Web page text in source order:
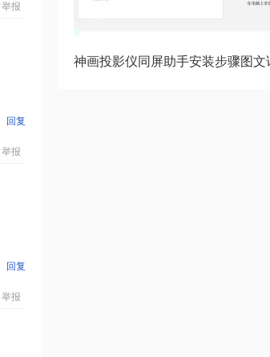
举报
回复
举报
回复
举报
神画投影仪同屏助手安装步骤图文